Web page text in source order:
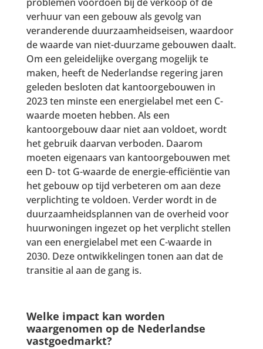
problemen voordoen bij de verkoop of de
verhuur van een gebouw als gevolg van
veranderende duurzaamheidseisen, waardoor
de waarde van niet-duurzame gebouwen daalt.
Om een geleidelijke overgang mogelijk te
maken, heeft de Nederlandse regering jaren
geleden besloten dat kantoorgebouwen in
2023 ten minste een energielabel met een C-
waarde moeten hebben. Als een
kantoorgebouw daar niet aan voldoet, wordt
het gebruik daarvan verboden. Daarom
moeten eigenaars van kantoorgebouwen met
een D- tot G-waarde de energie-efficiëntie van
het gebouw op tijd verbeteren om aan deze
verplichting te voldoen. Verder wordt in de
duurzaamheidsplannen van de overheid voor
huurwoningen ingezet op het verplicht stellen
van een energielabel met een C-waarde in
2030. Deze ontwikkelingen tonen aan dat de
transitie al aan de gang is.
Welke impact kan worden
waargenomen op de Nederlandse
vastgoedmarkt?